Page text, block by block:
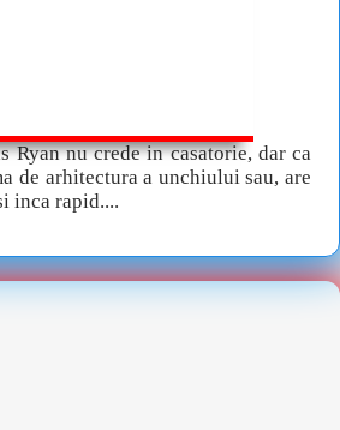
Ryan nu crede in casatorie, dar ca
de arhitectura a unchiului sau, are
inca rapid....